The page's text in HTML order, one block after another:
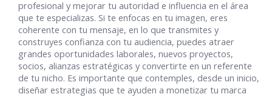
profesional y mejorar tu autoridad e influencia en el área
que te especializas. Si te enfocas en tu imagen, eres
coherente con tu mensaje, en lo que transmites y
construyes confianza con tu audiencia, puedes atraer
grandes oportunidades laborales, nuevos proyectos,
socios, alianzas estratégicas y convertirte en un referente
de tu nicho. Es importante que contemples, desde un inicio,
diseñar estrategias que te ayuden a monetizar tu marca